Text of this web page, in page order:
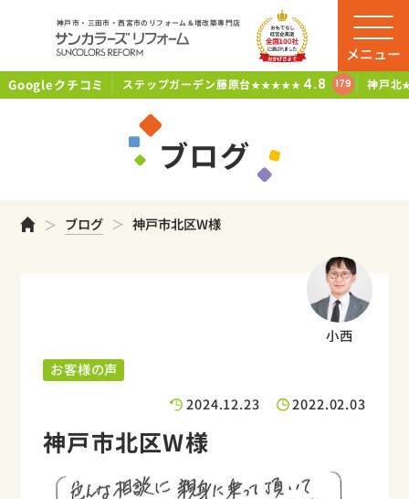
神戸市・三田市・西宮市のリフォーム＆増改築専門店
Googleクチコミ ステップガーデン藤原台★★★★★ 4.8 179 神戸北
メニュー
ブログ
ホームブログ 神戸市北区W様
小西
お客様の声
2024.12.23
2022.02.03
神戸市北区W様